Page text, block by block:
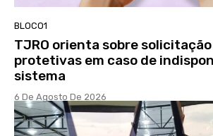
BLOCO1
TJRO orienta sobre
protetivas em caso de
sistema
6 De Agosto De 2026